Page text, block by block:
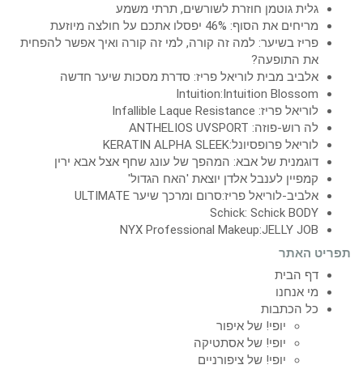
גלית גוטמן חוזרת לשורשים, תרתי משמע
מריחים את הסוף: 46% יפסלו אתכם על חולצה מיוזעת
פריז בשיער: למה זה קורה, למי זה קורה ואיך אפשר להפחית
את התופעה?
אלביב מבית לוריאל פריז: סדרת מסכות שיער חדשה
Intuition:Intuition Blossom
לוריאל פריז: Infallible Laque Resistance
לה רוש-פוזה: ANTHELIOS UVSPORT
לוריאל פרופסיונל:KERATIN ALPHA SLEEK
דוגמנית של אבא: המהפך של עונג שחף אצל אבא ירין
קמפיין לענבל אלדן יוצאת 'האח הגדול'
אלביב-לוריאל פריז:סרום ומרכך שיער ULTIMATE
Schick: Schick BODY
NYX Professional Makeup:JELLY JOB
תפריט האתר
דף הבית
מי אנחנו
כל הכתבות
יופי! של איפור
יופי! של אסתטיקה
יופי! של ציפורניים